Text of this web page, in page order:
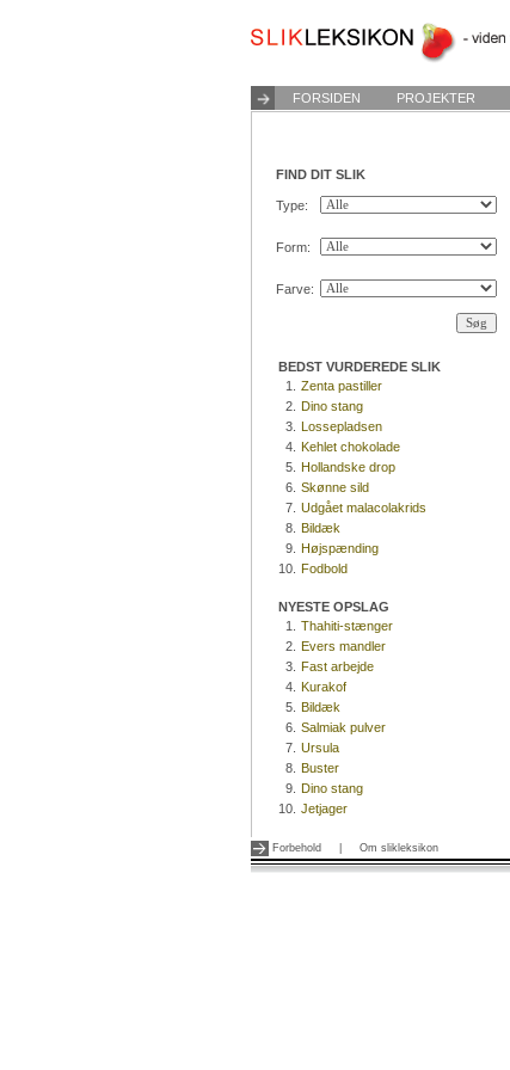
FORSIDEN PROJEKTER
FIND DIT SLIK
Type:
Form:
Farve:
BEDST VURDEREDE SLIK
1.
Zenta pastiller
2. Dino stang
3. Lossepladsen
4. Kehlet chokolade
5. Hollandske drop
6. Skønne sild
7. Udgået malacolakrids
8. Bildæk
9. Højspænding
10. Fodbold
NYESTE OPSLAG
1.
Thahiti-stænger
2. Evers mandler
3. Fast arbejde
4. Kurakof
5. Bildæk
6. Salmiak pulver
7. Ursula
8. Buster
9. Dino stang
10. Jetjager
Forbehold Om slikleksikon